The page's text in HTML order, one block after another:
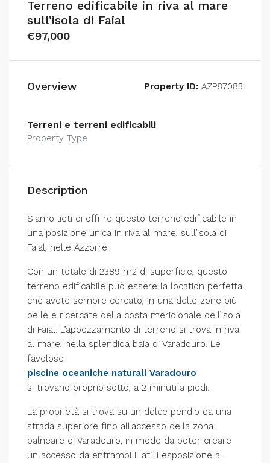
Terreno edificabile in riva al mare
sull’isola di Faial
€97,000
Overview Property ID: AZP87083
Terreni e terreni edificabili
Property Type
Description
Siamo lieti di offrire questo terreno edificabile in
una posizione unica in riva al mare, sull’isola di
Faial, nelle Azzorre.
Con un totale di 2389 m2 di superficie, questo
terreno edificabile può essere la location perfetta
che avete sempre cercato, in una delle zone più
belle e ricercate della costa meridionale dell’isola
di Faial. L’appezzamento di terreno si trova in riva
al mare, nella splendida baia di Varadouro. Le
favolose
piscine oceaniche naturali Varadouro
si trovano proprio sotto, a 2 minuti a piedi.
La proprietà si trova su un dolce pendio da una
strada superiore fino all’accesso della zona
balneare di Varadouro, in modo da poter creare
un accesso da entrambi i lati. L’esposizione al